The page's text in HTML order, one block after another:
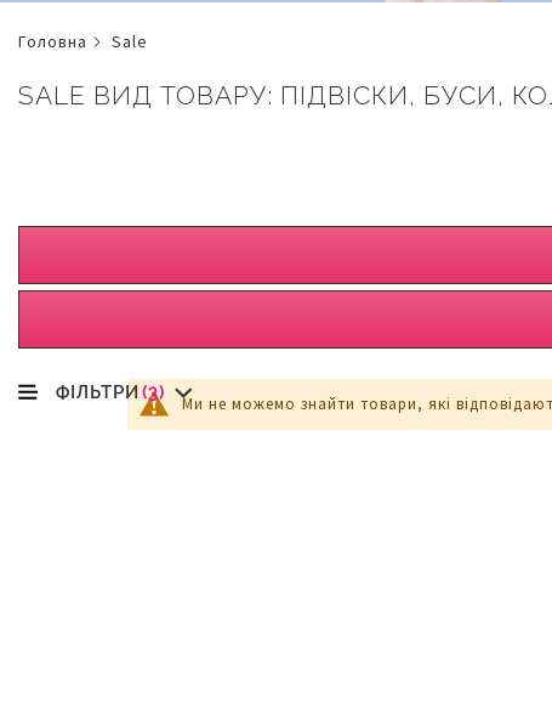
головна sale
SALE ВИД ТОВАРУ: ПІДВІСКИ, БУСИ,
Ми не можемо знайти товари, які
ФІЛЬТРИ (3)